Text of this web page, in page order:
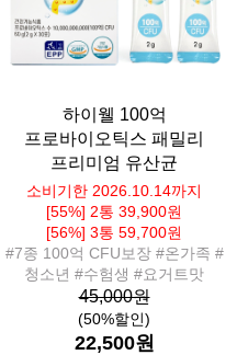
하이웰 100억
프로바이오틱스 패밀리
프리미엄 유산균
소비기한 2026.10.14까지
[55%] 2통 39,900원
[56%] 3통 59,700원
#7종 100억 CFU보장 #온가족 #
청소년 #수험생 #요거트맛
45,000원
(50%할인)
22,500원